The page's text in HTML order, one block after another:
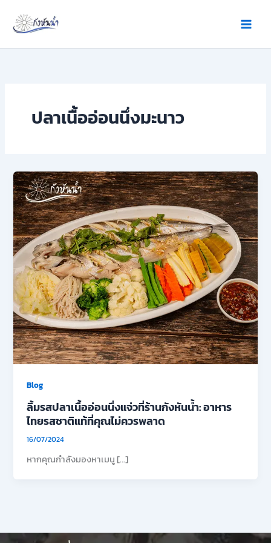
content
ปลาเนื้ออ่อนนึ่งมะนาว
Blog
ลิ้มรสปลาเนื้ออ่อนนึ่งแจ่วที่ร้านกังหันน้ำ: อาหาร
ไทยรสชาติแท้ที่คุณไม่ควรพลาด
16/07/2024
หากคุณกำลังมองหาเมนู […]